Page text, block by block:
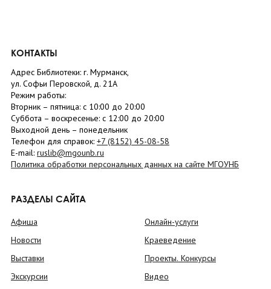
КОНТАКТЫ
Адрес Библиотеки: г. Мурманск,
ул. Софьи Перовской, д. 21А
Режим работы:
Вторник – пятница: с 10:00 до 20:00
Суббота – воскресенье: c 12:00 до 20:00
Выходной день – понедельник
Телефон для справок: +7 (8152) 45-08-58
E-mail: ruslib@mgounb.ru
Политика обработки персональных данных на сайте МГОУНБ
РАЗДЕЛЫ САЙТА
Афиша
Новости
Выставки
Экскурсии
Онлайн-услуги
Краеведение
Проекты. Конкурсы
Видео